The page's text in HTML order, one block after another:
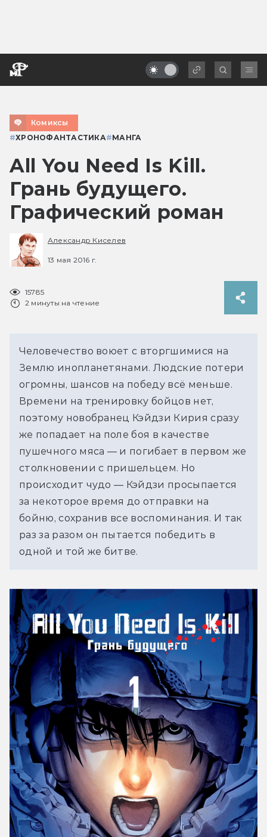
Комиксы
#ХРОНОФАНТАСТИКА#МАНГА
All You Need Is Kill.
Грань будущего.
Графический роман
Александр Киселев
13 мая 2016 г.
15785
2 минуты на чтение
Человечество воюет с вторгшимися на
Землю инопланетянами. Людские потери
огромны, шансов на победу всё меньше.
Времени на тренировку бойцов нет,
поэтому новобранец Кэйдзи Кирия сразу
же попадает на поле боя в качестве
пушечного мяса — и погибает в первом же
столкновении с пришельцем. Но
происходит чудо — Кэйдзи просыпается
за некоторое время до отправки на
бойню, сохранив все воспоминания. И так
раз за разом он пытается победить в
одной и той же битве.